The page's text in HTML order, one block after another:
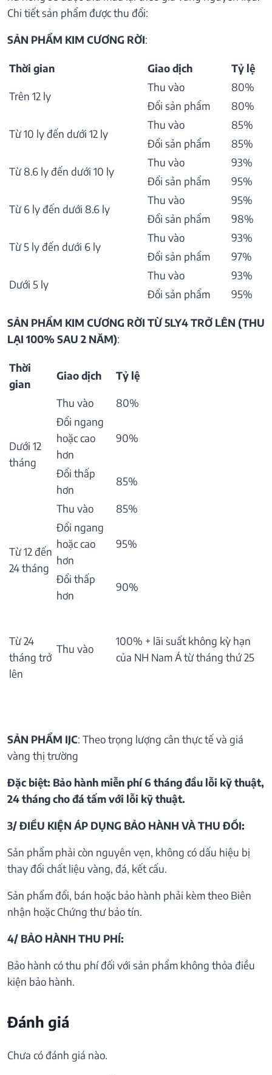
Chi tiết sản phẩm được thu đổi:
SẢN PHẨM KIM CƯƠNG RỜI:
Thời gian Giao dịch Tỷ lệ
Trên 12 ly
Thu vào
80%
Đổi sản phẩm
80%
Từ 10 ly đến dưới 12 ly
Thu vào
85%
Đổi sản phẩm
85%
Từ 8.6 ly đến dưới 10 ly
Thu vào
93%
Đổi sản phẩm
95%
Từ 6 ly đến dưới 8.6 ly
Thu vào
95%
Đổi sản phẩm
98%
Từ 5 ly đến dưới 6 ly
Thu vào
93%
Đổi sản phẩm
97%
Dưới 5 ly
Thu vào
93%
Đổi sản phẩm
95%
SẢN PHẨM KIM CƯƠNG RỜI TỪ 5LY4 TRỞ LÊN (THU
LẠI 100% SAU 2 NĂM):
Thời
gian
Giao dịch Tỷ lệ
Dưới 12
tháng
Thu vào
80%
Đổi ngang
hoặc cao
hơn
90%
Đổi thấp
hơn
85%
Từ 12 đến
24 tháng
Thu vào
85%
Đổi ngang
hoặc cao
hơn
95%
Đổi thấp
hơn
90%
Từ 24
tháng trở
lên
Thu vào
100% + lãi suất không kỳ hạn
của NH Nam Á từ tháng thứ 25
SẢN PHẨM IJC: Theo trọng lượng cân thực tế và giá
vàng thị trường
Đặc biệt: Bảo hành miễn phí 6 tháng đầu lỗi kỹ thuật,
24 tháng cho đá tấm với lỗi kỹ thuật.
3/ ĐIỀU KIỆN ÁP DỤNG BẢO HÀNH VÀ THU ĐỒI:
Sản phẩm phải còn nguyên vẹn, không có dấu hiệu bị
thay đổi chất liệu vàng, đá, kết cấu.
Sản phẩm đổi, bán hoặc bảo hành phải kèm theo Biên
nhận hoặc Chứng thư bảo tín.
4/ BẢO HÀNH THU PHÍ:
Bảo hành có thu phí đối với sản phẩm không thỏa điều
kiện bảo hành.
Đánh giá
Chưa có đánh giá nào.